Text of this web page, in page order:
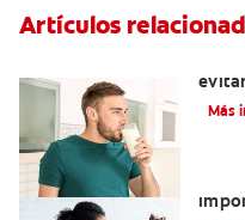
Artículos
Más